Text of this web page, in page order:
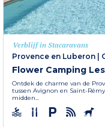
Verblijf in Stacaravans
Provence en Luberon
Flower Camping
Ontdek de charme van de
tussen Avignon en Saint-
midden...